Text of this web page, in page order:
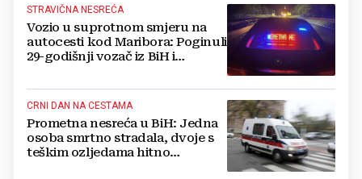
STRAVIČNA NESREĆA
Vozio u suprotnom smjeru na
autocesti kod Maribora: Poginuli
29-godišnji vozač iz BiH i
CRNI DAN NA CESTAMA
Prometna nesreća u BiH: Jedna
osoba smrtno stradala, dvoje s
teškim ozljedama hitno